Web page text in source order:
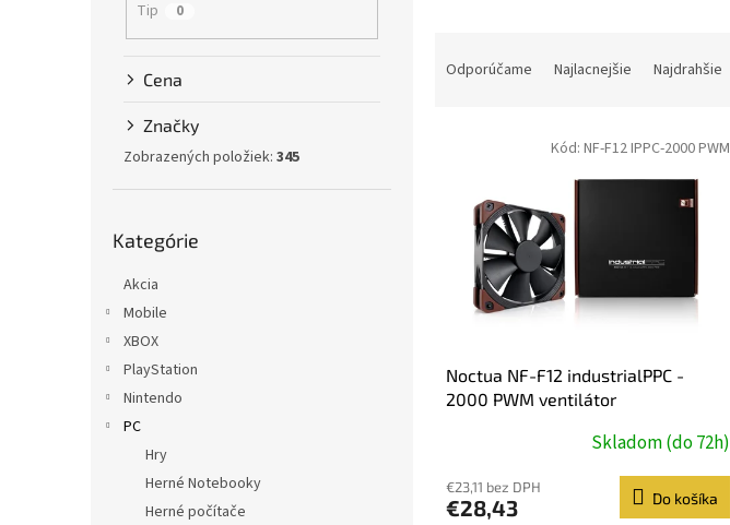
Tip 0
Cena
Značky
Zobrazených položiek: 345
kategórie
Kategórie
Akcia
Mobile
XBOX
PlayStation
Nintendo
PC
Hry
Herné Notebooky
Herné počítače
Odporúčame Najlacnejšie Najdrahšie
Noctua NF-F12 industrialPPC -
2000 PWM ventilátor
Skladom (do 72h)
€23,11 bez DPH
€28,43 Do košíka
Kód: NF-F12 IPPC-2000 PWM